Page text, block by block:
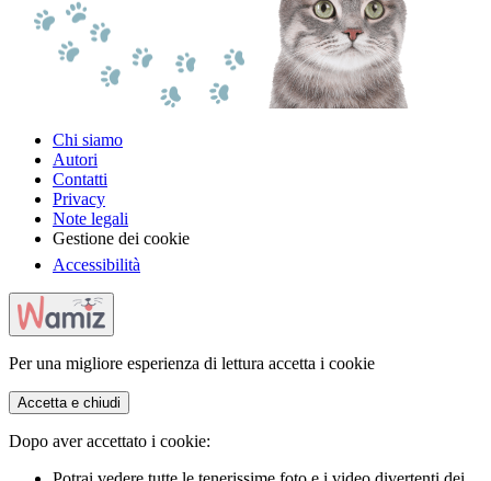
Chi siamo
Autori
Contatti
Privacy
Note legali
Gestione dei cookie
Accessibilità
Per una migliore esperienza di lettura accetta i cookie
Accetta e chiudi
Dopo aver accettato i cookie: